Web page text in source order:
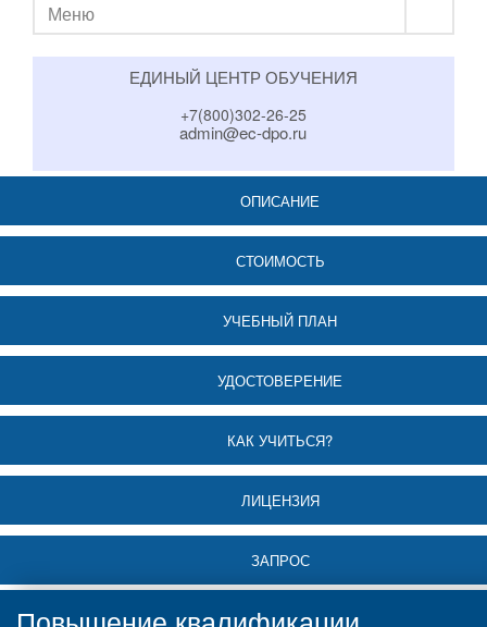
Меню
ЕДИНЫЙ ЦЕНТР ОБУЧЕНИЯ
+7(800)302-26-25
admin@ec-dpo.ru
ОПИСАНИЕ
СТОИМОСТЬ
УЧЕБНЫЙ ПЛАН
УДОСТОВЕРЕНИЕ
КАК УЧИТЬСЯ?
ЛИЦЕНЗИЯ
ЗАПРОС